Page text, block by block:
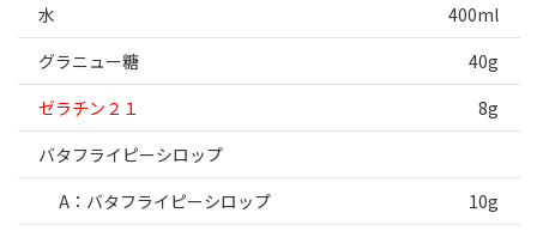
水
400ml
グラニュー糖
40g
ゼラチン２１
8g
バタフライピーシロップ
A：バタフライピーシロップ
10g